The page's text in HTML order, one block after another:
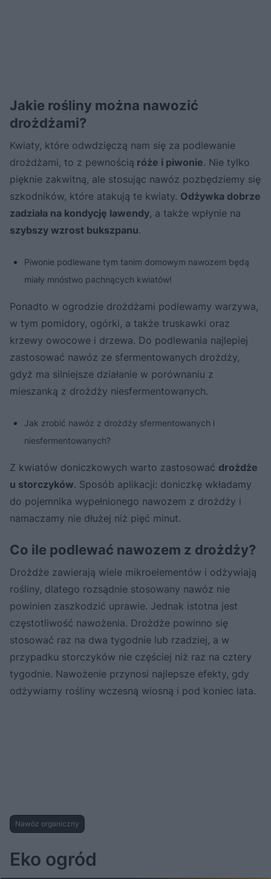
Jakie rośliny można nawozić
drożdżami?
Kwiaty, które odwdzięczą nam się za podlewanie
drożdżami, to z pewnością róże i piwonie. Nie tylko
pięknie zakwitną, ale stosując nawóz pozbędziemy się
szkodników, które atakują te kwiaty. Odżywka dobrze
zadziała na kondycję lawendy, a także wpłynie na
szybszy wzrost bukszpanu.
Piwonie podlewane tym tanim domowym nawozem będą
miały mnóstwo pachnących kwiatów!
Ponadto w ogrodzie drożdżami podlewamy warzywa,
w tym pomidory, ogórki, a także truskawki oraz
krzewy owocowe i drzewa. Do podlewania najlepiej
zastosować nawóz ze sfermentowanych drożdży,
gdyż ma silniejsze działanie w porównaniu z
mieszanką z drożdży niesfermentowanych.
Jak zrobić nawóz z drożdży sfermentowanych i
niesfermentowanych?
Z kwiatów doniczkowych warto zastosować drożdże
u storczyków. Sposób aplikacji: doniczkę wkładamy
do pojemnika wypełnionego nawozem z drożdży i
namaczamy nie dłużej niż pięć minut.
Co ile podlewać nawozem z drożdży?
Drożdże zawierają wiele mikroelementów i odżywiają
rośliny, dlatego rozsądnie stosowany nawóz nie
powinien zaszkodzić uprawie. Jednak istotna jest
częstotliwość nawożenia. Drożdże powinno się
stosować raz na dwa tygodnie lub rzadziej, a w
przypadku storczyków nie częściej niż raz na cztery
tygodnie. Nawożenie przynosi najlepsze efekty, gdy
odżywiamy rośliny wczesną wiosną i pod koniec lata.
Nawóz organiczny
Eko ogród